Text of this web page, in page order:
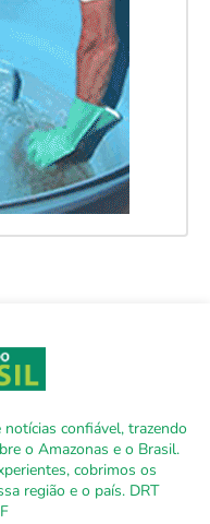
confiável, trazendo
o Amazonas e o Brasil.
cobrimos os
região e o país. DRT